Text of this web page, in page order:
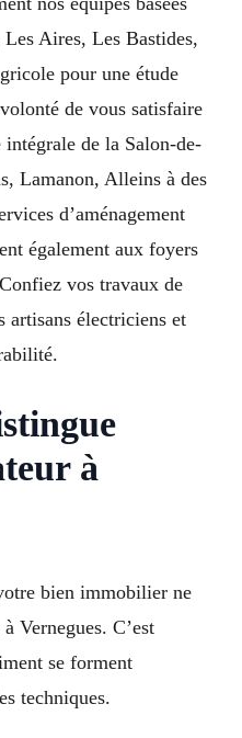
Aires, Les Bastides,
pour une étude
de vous satisfaire
de la Salon-de-
Lamanon, Alleins à des
d’aménagement
également aux foyers
vos travaux de
artisans électriciens et
à
bien immobilier ne
Vernegues. C’est
se forment
techniques.